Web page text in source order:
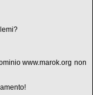
www.marok.org non